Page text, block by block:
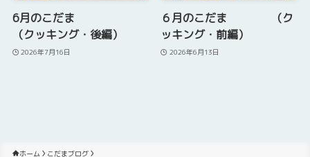
6月のこだま
（クッキング・後編）
2026年7月16日
６月のこだま （ク
ッキング・前編）
2026年6月13日
ホーム こだまブログ